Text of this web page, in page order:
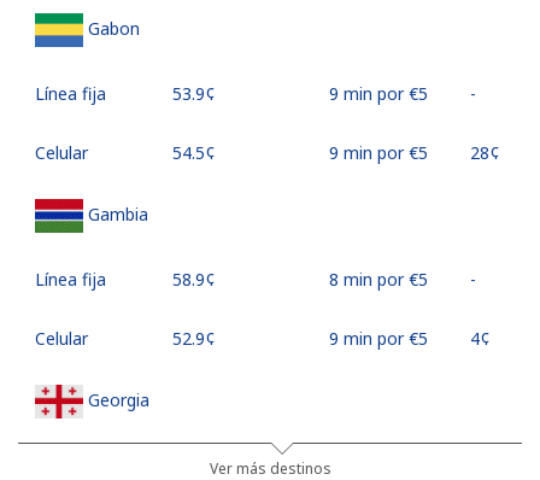
Gabon
Línea fija ⁦53.9¢⁩ 9 min por ⁦€5⁩ -
Celular ⁦54.5¢⁩ 9 min por ⁦€5⁩ ⁦28¢⁩
Gambia
Línea fija ⁦58.9¢⁩ 8 min por ⁦€5⁩ -
Celular ⁦52.9¢⁩ 9 min por ⁦€5⁩ ⁦4¢⁩
Georgia
⁦29.5¢⁩
16 min por
Ver más destinos